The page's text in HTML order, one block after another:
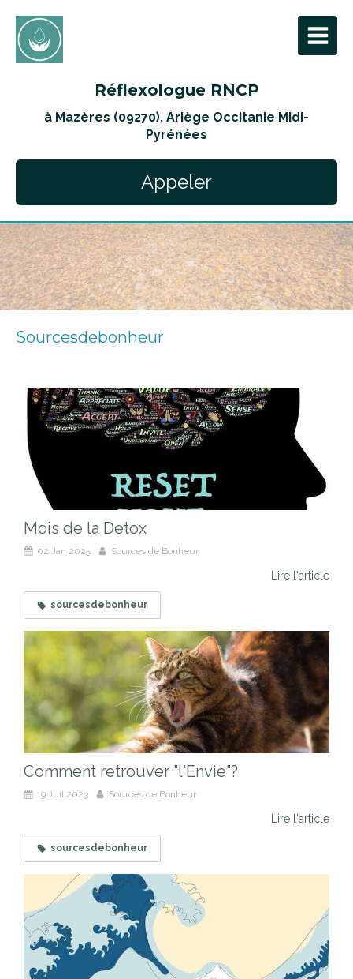
Réflexologue RNCP
à Mazères (09270), Ariège Occitanie Midi-
Pyrénées
Appeler
Sourcesdebonheur
Mois de la Detox
02 Jan 2025 Sources de Bonheur
Lire l'article
sourcesdebonheur
Comment retrouver "l'Envie"?
19 Juil 2023 Sources de Bonheur
Lire l'article
sourcesdebonheur